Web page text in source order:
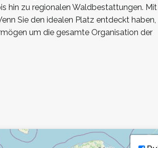
hin zu regionalen Waldbestattungen. Mit
Sie den idealen Platz entdeckt haben,
um die gesamte Organisation der